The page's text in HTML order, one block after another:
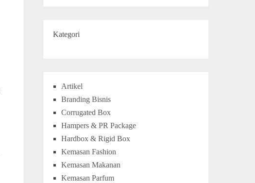
Kategori
Artikel
Branding Bisnis
Corrugated Box
Hampers & PR Package
Hardbox & Rigid Box
Kemasan Fashion
Kemasan Makanan
Kemasan Parfum